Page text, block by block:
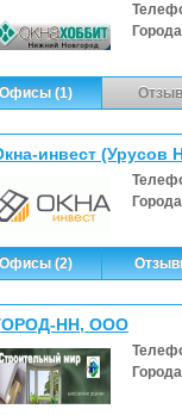
Офисы (1)
инвест (Урусов
Офисы (2)
НН, ООО